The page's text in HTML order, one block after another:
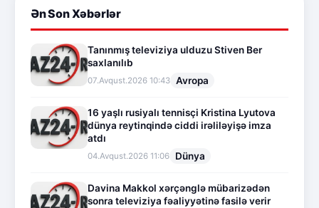
Ən Son Xəbərlər
Tanınmış televiziya ulduzu Stiven Ber
saxlanılıb
07.Avqust.2026 10:43 Avropa
16 yaşlı rusiyalı tennisçi Kristina Lyutova
dünya reytinqində ciddi irəliləyişə imza
atdı
04.Avqust.2026 11:06 Dünya
Davina Makkol xərçənglə mübarizədən
sonra televiziya fəaliyyətinə fasilə verir